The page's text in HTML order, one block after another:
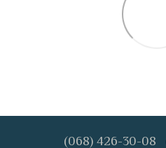
(068) 426-30-08